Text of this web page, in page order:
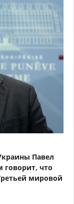
Павел
говорит, что
мировой